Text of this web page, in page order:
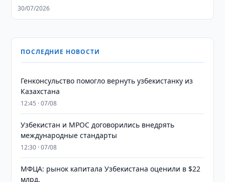
30/07/2026
ПОСЛЕДНИЕ НОВОСТИ
Генконсульство помогло вернуть узбекистанку из
Казахстана
12:45 · 07/08
Узбекистан и MPOC договорились внедрять
международные стандарты
12:30 · 07/08
МФЦА: рынок капитала Узбекистана оценили в $22
млрд.